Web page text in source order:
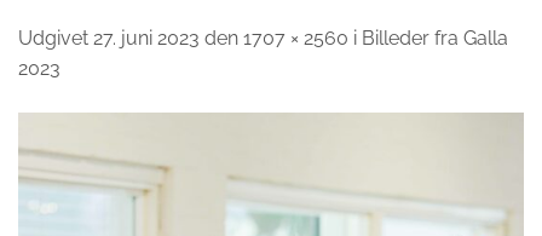
Udgivet 27. juni 2023 den 1707 × 2560 i Billeder fra Galla
2023